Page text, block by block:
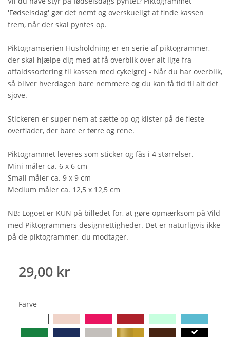
'Fødselsdag' gør det nemt og overskueligt at finde kassen
frem, når der skal pyntes op.
Piktogramserien Husholdning er en serie af piktogrammer,
der skal hjælpe dig med at få overblik over alt lige fra
affaldssortering til kassen med cykelgrej - Når du har overblik,
så bliver hverdagen bare nemmere og du kan få tid til alt det
sjove.
Stickeren er super nem at sætte op og klister på de fleste
overflader, der bare er tørre og rene.
Piktogrammet leveres som sticker og fås i 4 størrelser.
Mini måler ca. 6 x 6 cm
Small måler ca. 9 x 9 cm
Medium måler ca. 12,5 x 12,5 cm
NB: Logoet er KUN på billedet for, at gøre opmærksom på Vild
med Piktogrammers designrettigheder. Det er naturligvis ikke
på de piktogrammer, du modtager.
29,00 kr
Farve